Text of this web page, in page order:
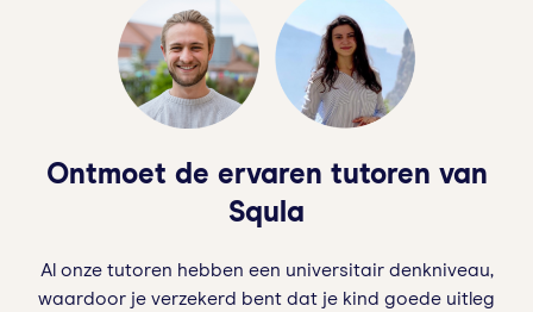
Ontmoet de ervaren tutoren van
Squla
Al onze tutoren hebben een universitair denkniveau,
waardoor je verzekerd bent dat je kind goede uitleg